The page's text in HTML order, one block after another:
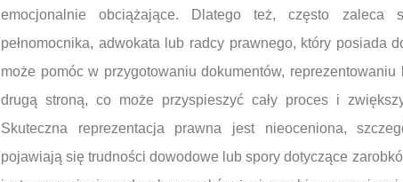
emocjonalnie obciążające. Dlatego też, często zaleca
pełnomocnika, adwokata lub radcy prawnego, który posiada
może pomóc w przygotowaniu dokumentów,
drugą stroną, co może przyspieszyć cały proces i
Skuteczna reprezentacja prawna jest nieoceniona,
pojawiają się trudności dowodowe lub spory dotyczące